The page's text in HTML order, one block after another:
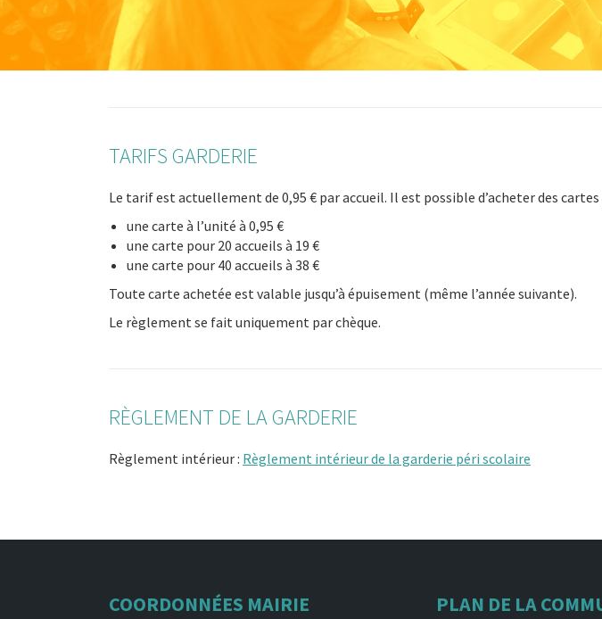
TARIFS GARDERIE
Le tarif est actuellement de 0,95 € par accueil. Il est possible d’acheter des
une carte à l’unité à 0,95 €
une carte pour 20 accueils à 19 €
une carte pour 40 accueils à 38 €
Toute carte achetée est valable jusqu’à épuisement (même l’année suivante).
Le règlement se fait uniquement par chèque.
RÈGLEMENT DE LA GARDERIE
Règlement intérieur : Règlement intérieur de la garderie péri scolaire
COORDONNÉES MAIRIE PLAN DE LA